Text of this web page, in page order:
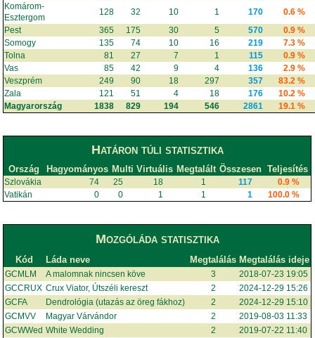
Komárom-
Esztergom
128 32 10 1 170
0.6 %
Pest
365 175 30 5 570
0.9 %
Somogy
135 74 10 16 219
7.3 %
Tolna
81 27 7 1 115
0.9 %
Vas
85 42 9 4 136
2.9 %
Veszprém
249 90 18 297 357
83.2 %
Zala
121 51 4 18 176
10.2 %
Magyarország
1838 829 194 546 2861 19.1 %
Határon túli statisztika
Ország Hagyományos Multi Virtuális Megtalált Összesen Teljesítés
Szlovákia 74 25 18 1 117
0.9 %
Vatikán
0 0 1 1 1 100.0 %
Mozgóláda statisztika
Kód Láda neve Megtalálás Megtalálás ideje
GCMLM A malomnak nincsen köve 3
2018-07-23 19:05
GCCRUX Crux Viator, Útszéli kereszt 2
2024-12-29 15:26
GCFA
Dendrológia (utazás az öreg fákhoz) 2
2024-12-29 15:10
GCMVV
Magyar Várvándor 2
2019-08-03 11:33
GCWWed White Wedding 2
2019-07-22 11:40